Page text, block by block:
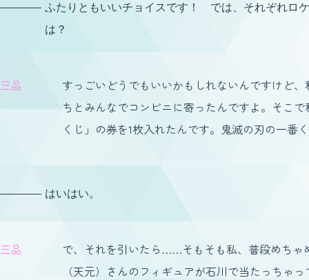
ふたりともいいチョイスです！ では、それぞれロ
は？
三品
すっごいどうでもいいかもしれないんですけど
ちとみんなでコンビニに寄ったんですよ。そこ
くじ」の券を1枚入れたんです。鬼滅の刃の一番
はいはい。
三品
で、それを引いたら……そもそも私、普段めちゃ
（天元）さんのフィギュアが石川で当たっち